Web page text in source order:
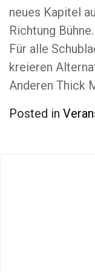
neues Kapitel
Richtung Bühne.
Für alle
kreieren
Anderen Thick
Posted in